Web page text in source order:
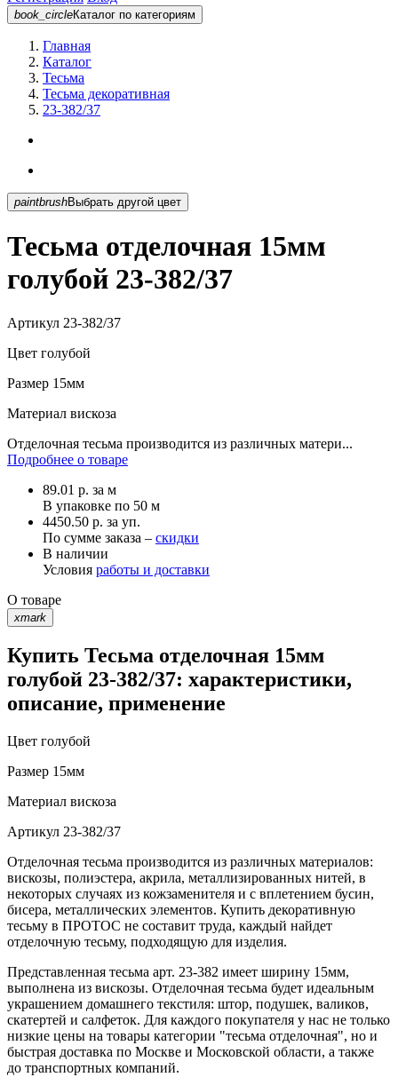
book_circleКаталог по категориям
Главная
Каталог
Тесьма
Тесьма декоративная
23-382/37
paintbrush Выбрать другой цвет
Тесьма отделочная 15мм
голубой 23-382/37
Артикул 23-382/37
Цвет голубой
Размер 15мм
Материал вискоза
Отделочная тесьма производится из различных матери...
Подробнее о товаре
89.01 р. за м
В упаковке по 50 м
4450.50 р. за уп.
По сумме заказа – скидки
В наличии
Условия работы и доставки
О товаре
xmark
Купить Тесьма отделочная 15мм
голубой 23-382/37: характеристики,
описание, применение
Цвет голубой
Размер 15мм
Материал вискоза
Артикул 23-382/37
Отделочная тесьма производится из различных материалов:
вискозы, полиэстера, акрила, металлизированных нитей, в
некоторых случаях из кожзаменителя и с вплетением бусин,
бисера, металлических элементов. Купить декоративную
тесьму в ПРОТОС не составит труда, каждый найдет
отделочную тесьму, подходящую для изделия.
Представленная тесьма арт. 23-382 имеет ширину 15мм,
выполнена из вискозы. Отделочная тесьма будет идеальным
украшением домашнего текстиля: штор, подушек, валиков,
скатертей и салфеток. Для каждого покупателя у нас не только
низкие цены на товары категории "тесьма отделочная", но и
быстрая доставка по Москве и Московской области, а также
до транспортных компаний.